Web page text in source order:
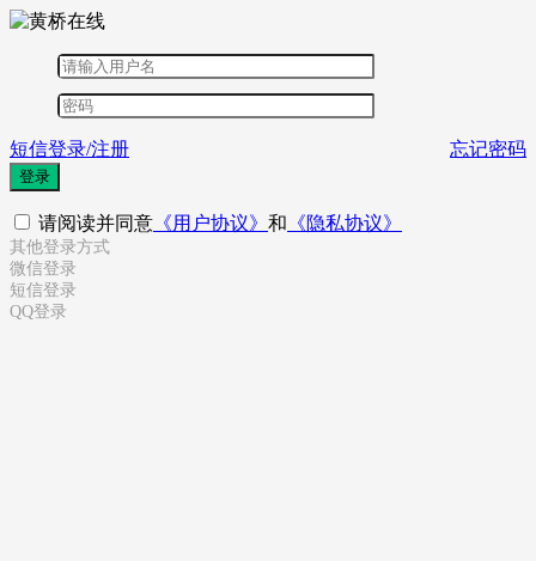
短信登录/注册 忘记密码
登录
请阅读并同意 《用户协议》 和 《隐私协议》
其他登录方式
微信登录
短信登录
QQ登录